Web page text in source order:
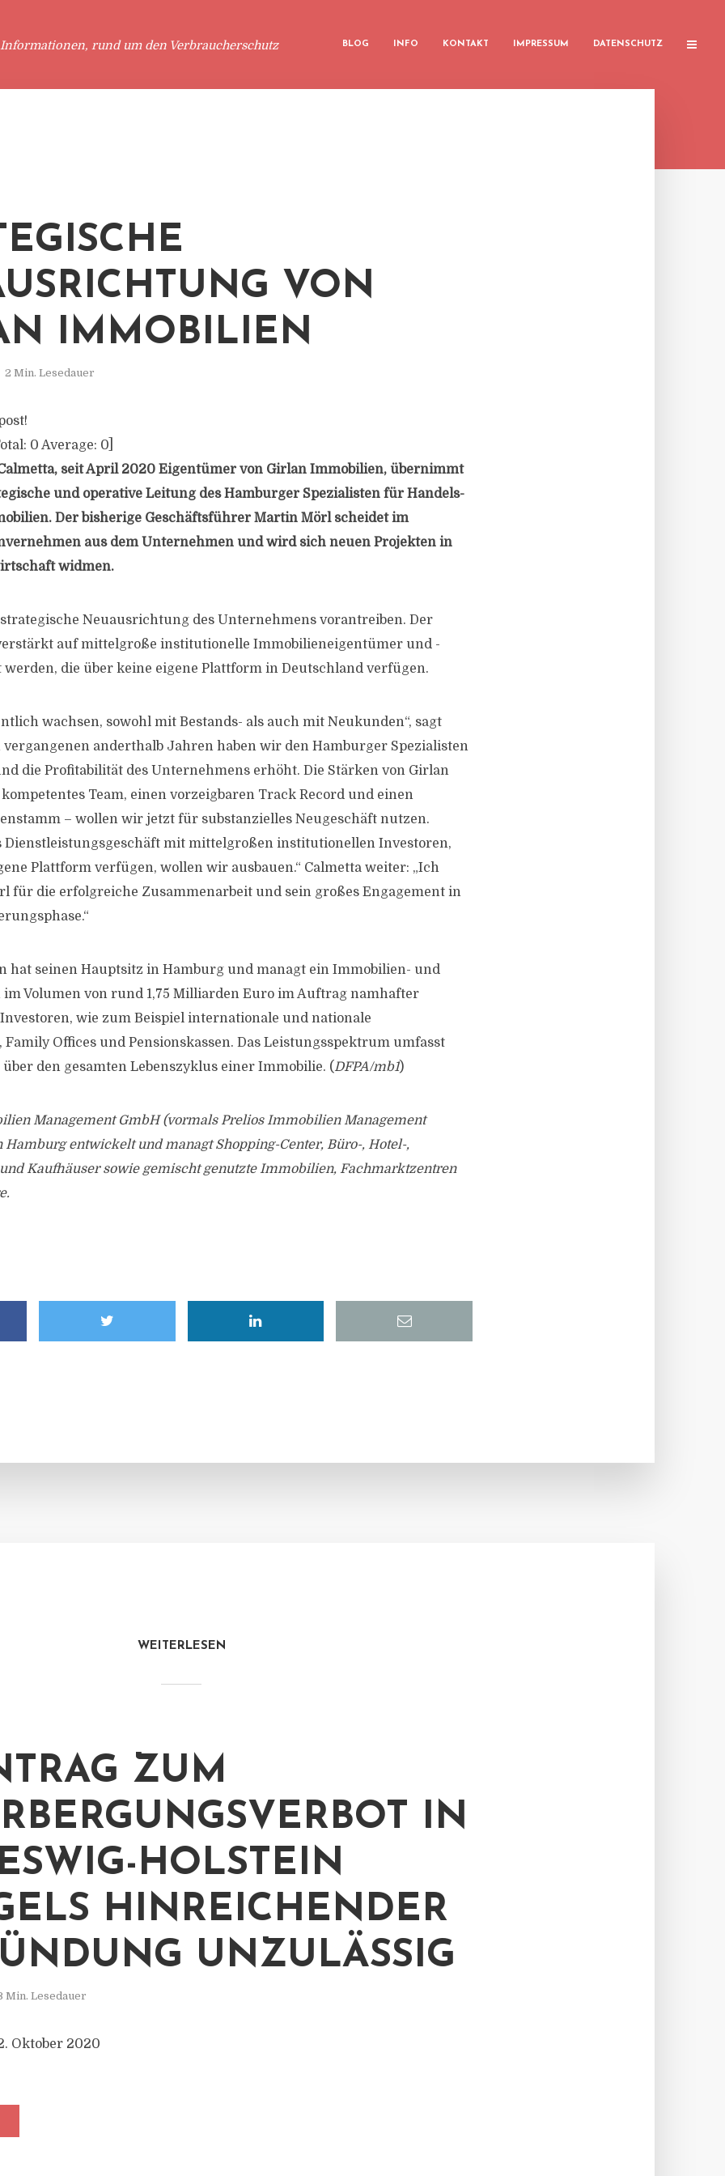
rund um den Verbraucherschutz BLOG INFO KONTAKT IMPRESSUM DATENSCHUTZ
VON
IMMOBILIEN
2 Min. Lesedauer
0 Average: 0
seit April 2020 Eigentümer von Girlan Immobilien, übernimmt
und operative Leitung des Hamburger Spezialisten für Handels-
Der bisherige Geschäftsführer Martin Mörl scheidet im
aus dem Unternehmen und wird sich neuen Projekten in
widmen.
Neuausrichtung des Unternehmens vorantreiben. Der
auf mittelgroße institutionelle Immobilieneigentümer und -
werden, die über keine eigene Plattform in Deutschland verfügen.
wachsen, sowohl mit Bestands- als auch mit Neukunden“, sagt
vergangenen anderthalb Jahren haben wir den Hamburger Spezialisten
die Profitabilität des Unternehmens erhöht. Die Stärken von Girlan
Team, einen vorzeigbaren Track Record und einen
– wollen wir jetzt für substanzielles Neugeschäft nutzen.
Dienstleistungsgeschäft mit mittelgroßen institutionellen Investoren,
Plattform verfügen, wollen wir ausbauen.“ Calmetta weiter: „Ich
für die erfolgreiche Zusammenarbeit und sein großes Engagement in
hat seinen Hauptsitz in Hamburg und managt ein Immobilien- und
Volumen von rund 1,75 Milliarden Euro im Auftrag namhafter
wie zum Beispiel internationale und nationale
Offices und Pensionskassen. Das Leistungsspektrum umfasst
den gesamten Lebenszyklus einer Immobilie. (DFPA/mb1)
Management GmbH (vormals Prelios Immobilien Management
entwickelt und managt Shopping-Center, Büro-, Hotel-,
Kaufhäuser sowie gemischt genutzte Immobilien, Fachmarktzentren
WEITERLESEN
ZUM
IN
HOLSTEIN
HINREICHENDER
UNZULÄSSIG
Min. Lesedauer
Oktober 2020